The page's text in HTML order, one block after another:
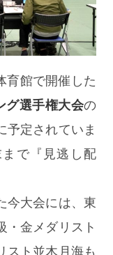
育館で開催した
グ選手権大会の
予定されていま
で『見逃し配
今大会には、東
・金メダリスト
スト並木月海も